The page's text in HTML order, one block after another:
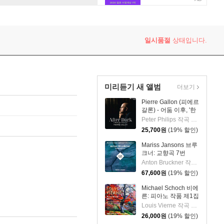
(Media Vita, Intabolatura di Balli)
일시품절 상태입니다.
미리듣기 새 앨범
Pierre Gallon (피에르
갈론) - 어둠 이후, '한
밤의 판타지아' (After
Dark, 'A Midnight
Fantasia')
Peter Philips 작곡 외 6명
25,700원 (19% 할인)
Mariss Jansons 브루
크너: 교향곡 7번
(Bruckner:
Symphony No.7)
[2LP]
Anton Bruckner 작곡 외 2명
67,600원 (19% 할인)
Michael Schoch 비에
른: 피아노 작품 제1집
(Vierne: Piano Works
Vol. 1) [SACD
Hybrid]
Louis Vierne 작곡 외 1명
26,000원 (19% 할인)
더보기